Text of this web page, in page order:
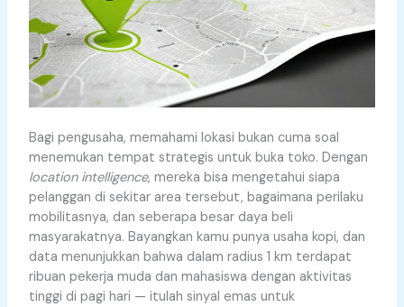
Bagi pengusaha, memahami lokasi bukan cuma soal
menemukan tempat strategis untuk buka toko. Dengan
location intelligence, mereka bisa mengetahui siapa
pelanggan di sekitar area tersebut, bagaimana perilaku
mobilitasnya, dan seberapa besar daya beli
masyarakatnya. Bayangkan kamu punya usaha kopi, dan
data menunjukkan bahwa dalam radius 1 km terdapat
ribuan pekerja muda dan mahasiswa dengan aktivitas
tinggi di pagi hari — itulah sinyal emas untuk